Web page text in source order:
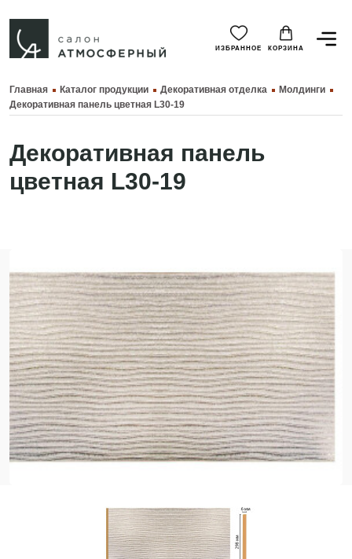
ИЗБРАННОЕ КОРЗИНА
Главная Каталог продукции Декоративная отделка
Молдинги
Декоративная панель цветная L30-19
Декоративная панель
цветная L30-19